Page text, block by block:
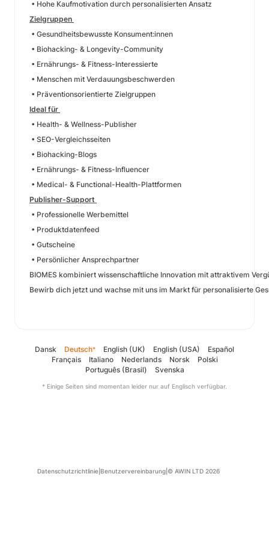
• Hohe Kaufmotivation durch personalisierten Ansatz
Zielgruppen
• Gesundheitsbewusste Konsument:innen
• Biohacking- & Longevity-Community
• Ernährungs- & Fitness-Interessierte
• Menschen mit Verdauungsbeschwerden
• Präventionsorientierte Zielgruppen
Ideal für
• Health- & Wellness-Publisher
• SEO-Vergleichsseiten
• Biohacking-Blogs
• Ernährungs- & Fitness-Influencer
• Medical- & Functional-Health-Plattformen
Publisher-Support
• Professionelle Werbemittel
• Produktdatenfeed
• Gutscheine
• Persönlicher Ansprechpartner
BIOMES kombiniert wissenschaftliche Innovation mit attraktivem
Bewirb dich jetzt und wachse mit uns im Markt für personalisierte
Dansk Deutsch* English (UK) English (USA)
Español
Français
Italiano Nederlands Norsk
Polski
Português (Brasil)
Svenska
* Einige Seiten sind momentan leider nur auf Englisch verfügbar.
Datenschutzrichtlinie Benutzervereinbarung © AWIN LTD 2026